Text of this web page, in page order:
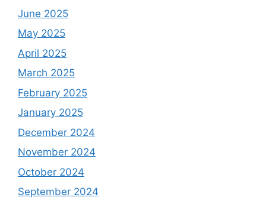
June 2025
May 2025
April 2025
March 2025
February 2025
January 2025
December 2024
November 2024
October 2024
September 2024